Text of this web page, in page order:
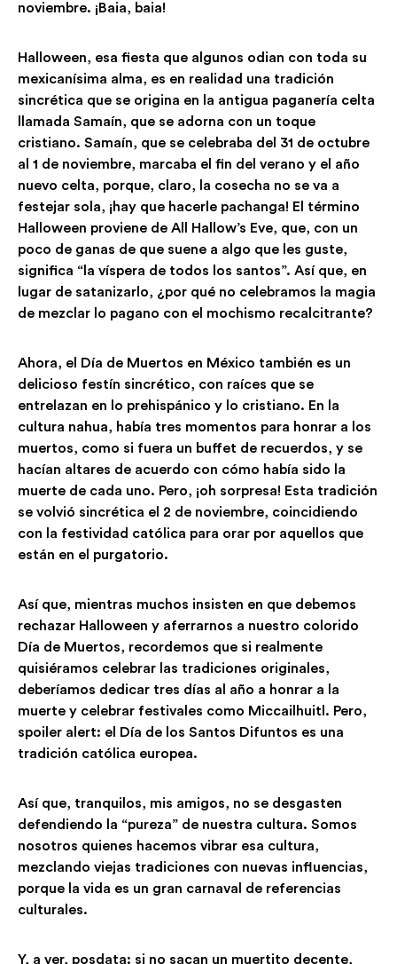
noviembre. ¡Baia, baia!
Halloween, esa fiesta que algunos odian con toda su
mexicanísima alma, es en realidad una tradición
sincrética que se origina en la antigua paganería celta
llamada Samaín, que se adorna con un toque
cristiano. Samaín, que se celebraba del 31 de octubre
al 1 de noviembre, marcaba el fin del verano y el año
nuevo celta, porque, claro, la cosecha no se va a
festejar sola, ¡hay que hacerle pachanga! El término
Halloween proviene de All Hallow’s Eve, que, con un
poco de ganas de que suene a algo que les guste,
significa “la víspera de todos los santos”. Así que, en
lugar de satanizarlo, ¿por qué no celebramos la magia
de mezclar lo pagano con el mochismo recalcitrante?
Ahora, el Día de Muertos en México también es un
delicioso festín sincrético, con raíces que se
entrelazan en lo prehispánico y lo cristiano. En la
cultura nahua, había tres momentos para honrar a los
muertos, como si fuera un buffet de recuerdos, y se
hacían altares de acuerdo con cómo había sido la
muerte de cada uno. Pero, ¡oh sorpresa! Esta tradición
se volvió sincrética el 2 de noviembre, coincidiendo
con la festividad católica para orar por aquellos que
están en el purgatorio.
Así que, mientras muchos insisten en que debemos
rechazar Halloween y aferrarnos a nuestro colorido
Día de Muertos, recordemos que si realmente
quisiéramos celebrar las tradiciones originales,
deberíamos dedicar tres días al año a honrar a la
muerte y celebrar festivales como Miccailhuitl. Pero,
spoiler alert: el Día de los Santos Difuntos es una
tradición católica europea.
Así que, tranquilos, mis amigos, no se desgasten
defendiendo la “pureza” de nuestra cultura. Somos
nosotros quienes hacemos vibrar esa cultura,
mezclando viejas tradiciones con nuevas influencias,
porque la vida es un gran carnaval de referencias
culturales.
Y, a ver, posdata: si no sacan un muertito decente,